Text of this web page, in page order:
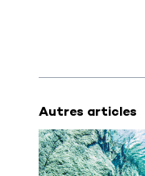
Autres articles